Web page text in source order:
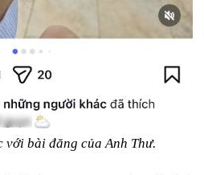
với bài đăng của Anh Thư.